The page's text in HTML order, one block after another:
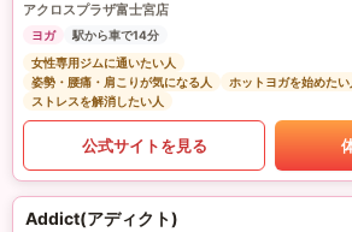
アクロスプラザ富士宮店
ヨガ
駅から車で14分
女性専用ジムに通いたい人
姿勢・腰痛・肩こりが気になる人
ホットヨガを始めたい
ストレスを解消したい人
公式サイトを見る
Addict(アディクト)